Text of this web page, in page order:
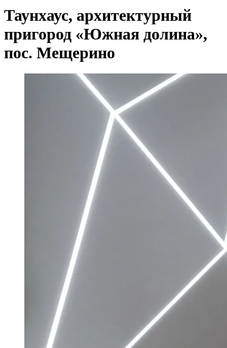
Таунхаус, архитектурный
пригород «Южная долина»,
пос. Мещерино